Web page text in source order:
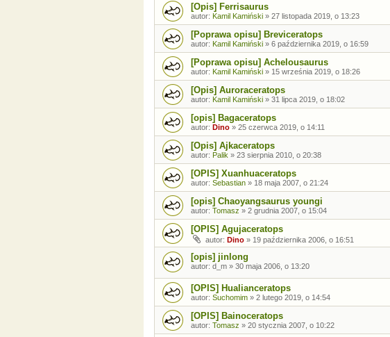
[Opis] Ferrisaurus
autor: Kamil Kamiński » 27 listopada 2019, o 13:23
[Poprawa opisu] Breviceratops
autor: Kamil Kamiński » 6 października 2019, o 16:59
[Poprawa opisu] Achelousaurus
autor: Kamil Kamiński » 15 września 2019, o 18:26
[Opis] Auroraceratops
autor: Kamil Kamiński » 31 lipca 2019, o 18:02
[opis] Bagaceratops
autor: Dino » 25 czerwca 2019, o 14:11
[Opis] Ajkaceratops
autor: Palik » 23 sierpnia 2010, o 20:38
[OPIS] Xuanhuaceratops
autor: Sebastian » 18 maja 2007, o 21:24
[opis] Chaoyangsaurus youngi
autor: Tomasz » 2 grudnia 2007, o 15:04
[OPIS] Agujaceratops
autor: Dino » 19 października 2006, o 16:51
[opis] jinlong
autor: d_m » 30 maja 2006, o 13:20
[OPIS] Hualianceratops
autor: Suchomim » 2 lutego 2019, o 14:54
[OPIS] Bainoceratops
autor: Tomasz » 20 stycznia 2007, o 10:22